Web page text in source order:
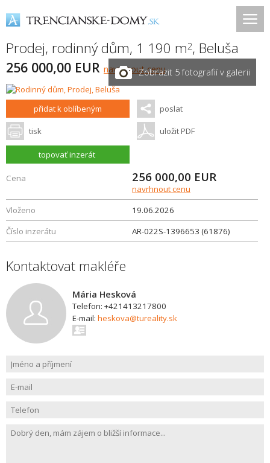
Prodej, rodinný dům, 1 190 m2, Beluša
256 000,00 EUR navrhnout cenuZobrazit 5 fotografií v galerii
přidat k oblíbeným poslat
tisk uložit PDF
topovať inzerát
Cena 256 000,00 EUR
navrhnout cenu
Vloženo
19.06.2026
Číslo inzerátu
AR-022S-1396653 (61876)
Kontaktovat makléře
Mária Hesková
Telefon: +421413217800
E-mail: heskova@tureality.sk